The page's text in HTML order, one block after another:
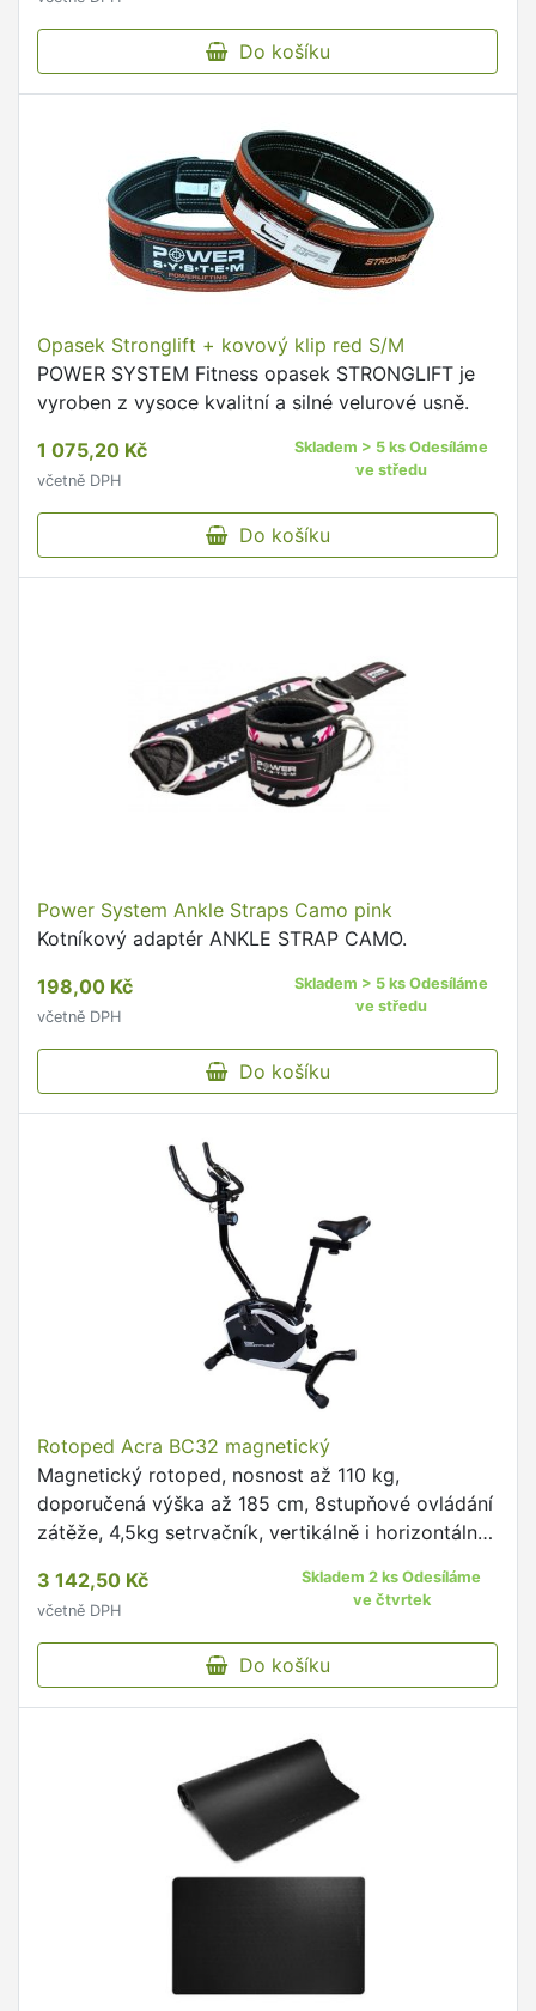
Do košíku
Opasek Stronglift + kovový klip red S/M
POWER SYSTEM Fitness opasek STRONGLIFT je
vyroben z vysoce kvalitní a silné velurové usně.
1 075,20 Kč
včetně DPH
Skladem > 5 ks Odesíláme
ve středu
Do košíku
Power System Ankle Straps Camo pink
Kotníkový adaptér ANKLE STRAP CAMO.
198,00 Kč
včetně DPH
Skladem > 5 ks Odesíláme
ve středu
Do košíku
Rotoped Acra BC32 magnetický
Magnetický rotoped, nosnost až 110 kg,
doporučená výška až 185 cm, 8stupňové ovládání
zátěže, 4,5kg setrvačník, vertikálně i horizontálně
měření času, vzdálenosti, …
3 142,50 Kč
včetně DPH
Skladem 2 ks Odesíláme
ve čtvrtek
Do košíku